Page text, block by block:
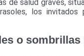
de salud graves,
los
o sombrillas